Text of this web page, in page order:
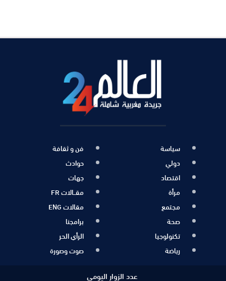
سياسة
دولي
اقتصاد
مرأة
مجتمع
صحة
تكنولوجيا
رياضة
فن و ثقافة
حوادث
جهات
مقــالات FR
مقالات ENG
برامجنا
الرأي الحر
صوت وصورة
عدد الزوار اليومي